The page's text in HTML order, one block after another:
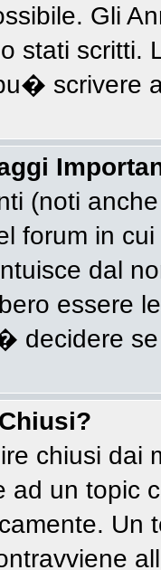
Gli
stati
scrivere
(noti
forum in
dal
essere
decidere
chiusi
ad un topic